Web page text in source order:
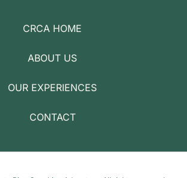
CRCA HOME
ABOUT US
OUR EXPERIENCES
CONTACT